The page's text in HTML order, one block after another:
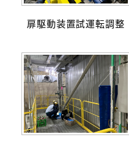
扉駆動装置試運転調整